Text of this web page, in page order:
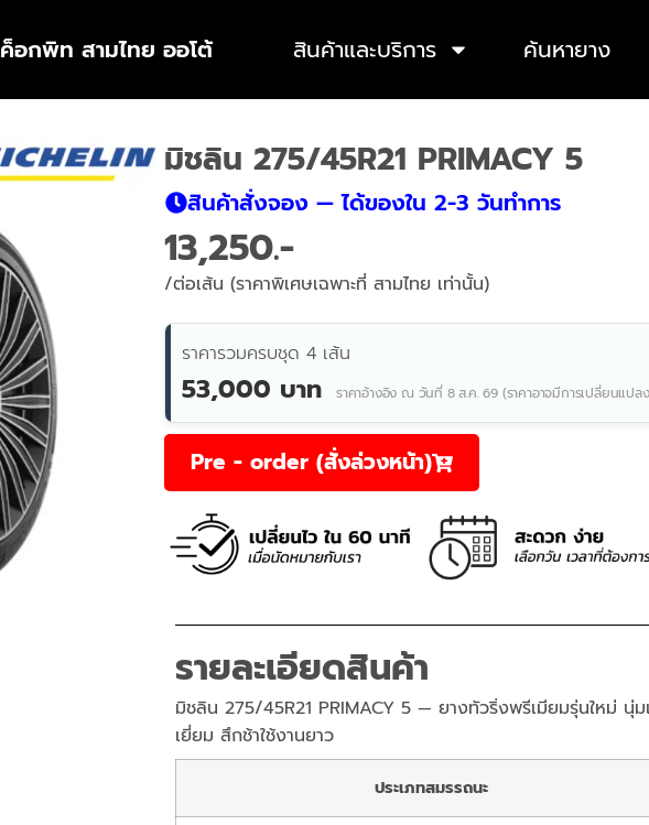
ค็อกพิท สามไทย ออโต้ สินค้าและบริการ ค้นหายาง
มิชลิน 275/45R21 PRIMACY 5
สินค้าสั่งจอง — ได้ของใน 2-3 วันทำการ
13,250
/ต่อเส้น (ราคาพิเศษเฉพาะที่ สามไทย เท่านั้น)
ราคารวมครบชุด 4 เส้น
53,000 บาท ราคาอ้างอิง ณ วันที่ 8 ส.ค. 69 (ราคาอาจมีการเปลี่ยนแปล
Pre - order (สั่งล่วงหน้า)
รายละเอียดสินค้า
มิชลิน 275/45R21 PRIMACY 5 — ยางทัวริ่งพรีเมียมรุ่นใหม่ นุ่
เยี่ยม สึกช้าใช้งานยาว
ประเภทสมรรถนะ